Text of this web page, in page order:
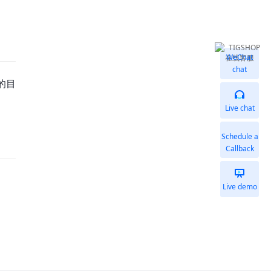
WeChat
chat
Live chat
Schedule a
Callback
Live demo
目